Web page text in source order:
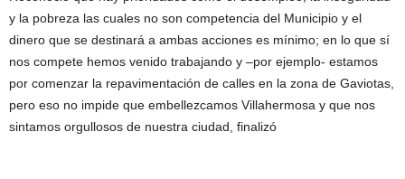
y la pobreza las cuales no son competencia del Municipio y el
dinero que se destinará a ambas acciones es mínimo; en lo que sí
nos compete hemos venido trabajando y –por ejemplo- estamos
por comenzar la repavimentación de calles en la zona de Gaviotas,
pero eso no impide que embellezcamos Villahermosa y que nos
sintamos orgullosos de nuestra ciudad, finalizó